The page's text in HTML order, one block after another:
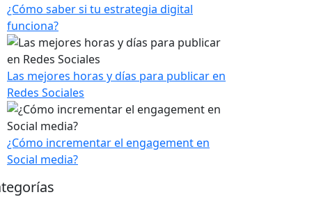
¿Cómo saber si tu estrategia digital
funciona?
Las mejores horas y días para publicar en
Redes Sociales
¿Cómo incrementar el engagement en
Social media?